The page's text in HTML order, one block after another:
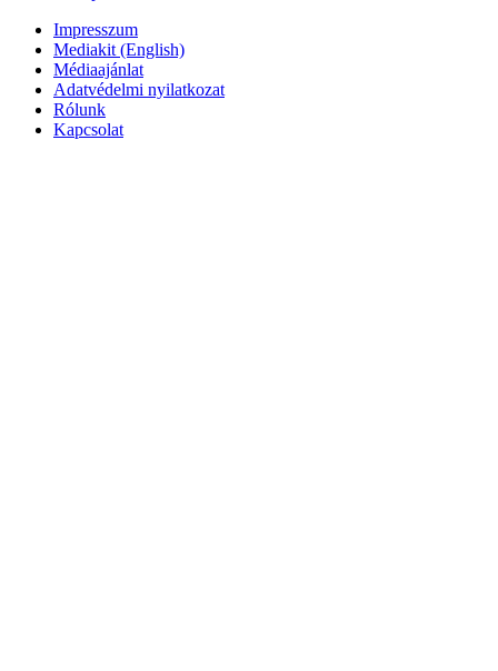
Impresszum
Mediakit (English)
Médiaajánlat
Adatvédelmi nyilatkozat
Rólunk
Kapcsolat